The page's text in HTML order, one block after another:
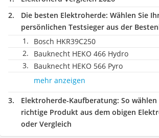
Die besten Elektroherde: Wählen Sie
persönlichen Testsieger aus der
Bosch HKR39C250
Bauknecht ‎HEKO 466 Hydro
Bauknecht HEKO 566 Pyro
mehr anzeigen
Elektroherde-Kaufberatung: So wählen
richtige Produkt aus dem obigen
oder Vergleich